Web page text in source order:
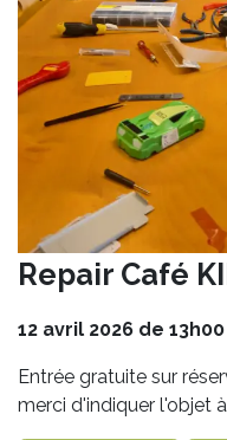
Repair Café
12 avril 2026 de
Entrée gratuite sur
merci d'indiquer l'objet